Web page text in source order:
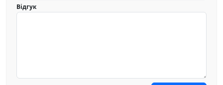
Відгук